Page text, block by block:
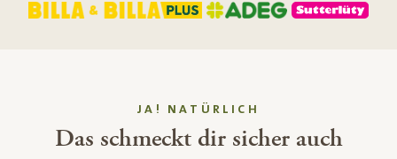
JA! NATÜRLICH
Das schmeckt dir sicher auch